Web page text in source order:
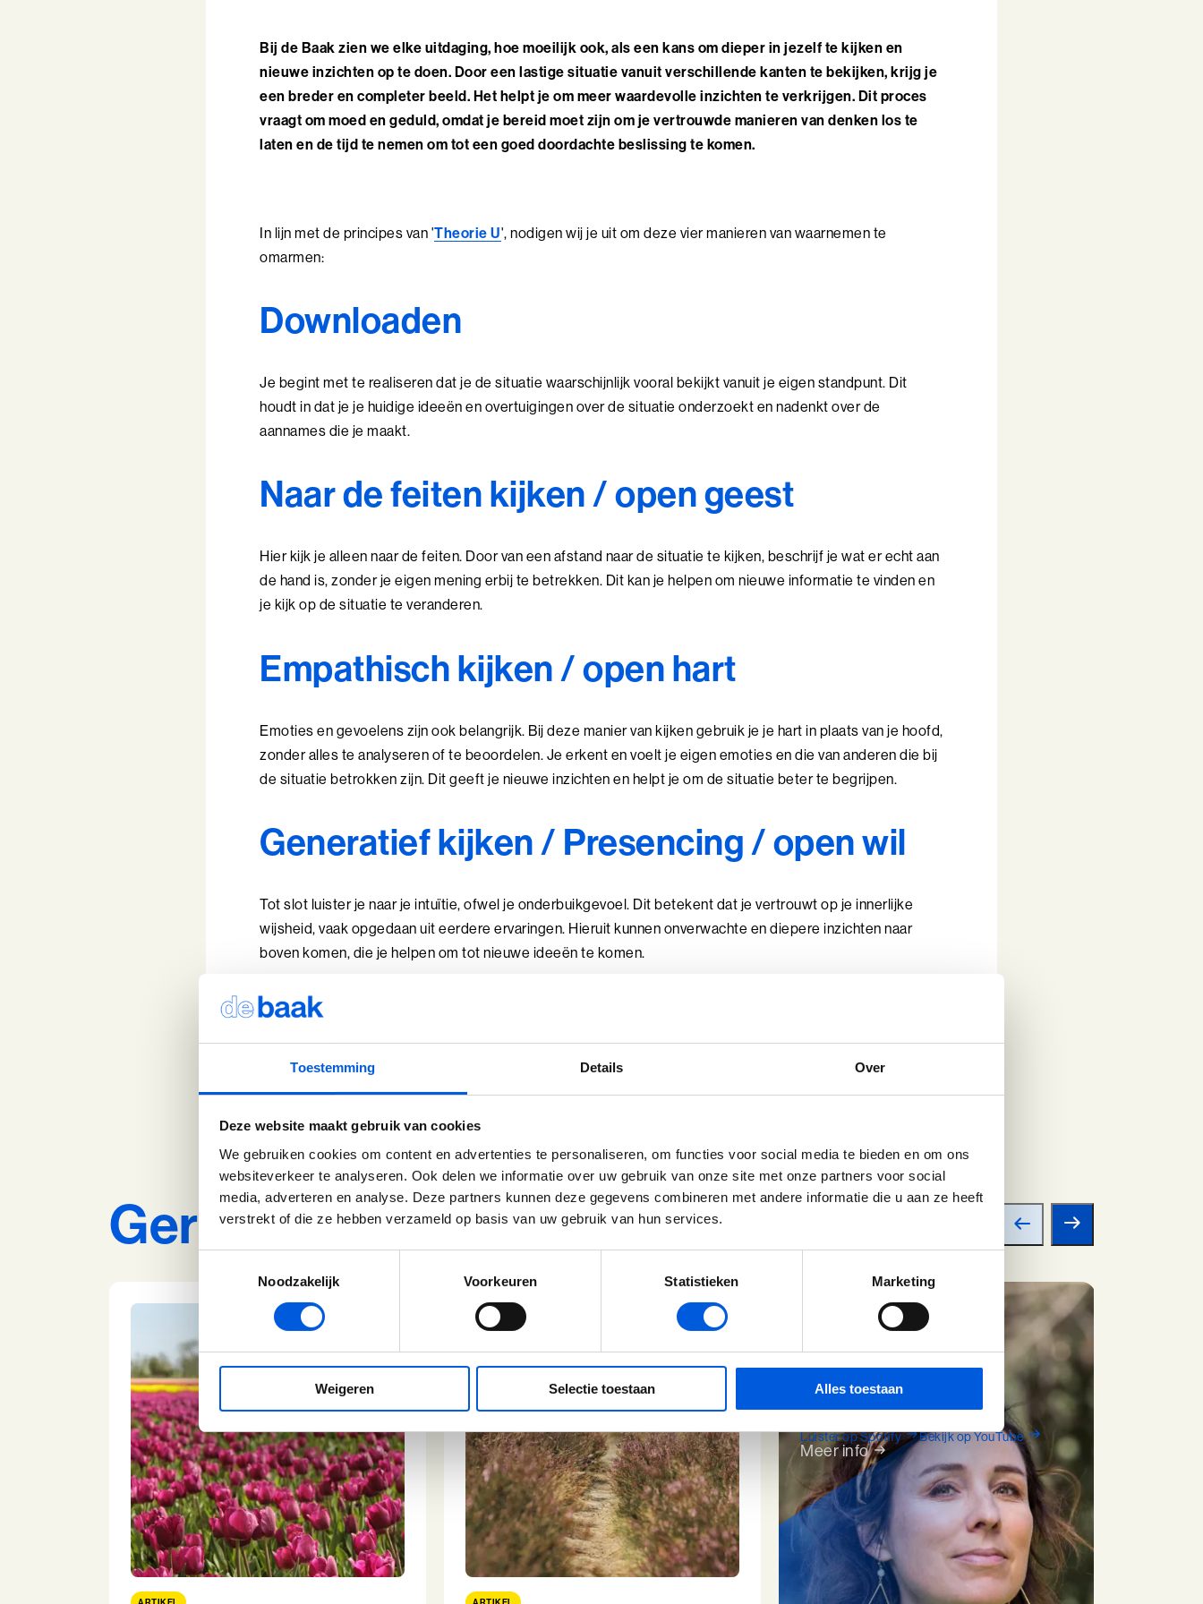
Toestemming Details Over
Deze website maakt gebruik van cookies
We gebruiken cookies om content en advertenties te personaliseren, om functies voor social media te bieden en om ons
websiteverkeer te analyseren. Ook delen we informatie over uw gebruik van onze site met onze partners voor social
media, adverteren en analyse. Deze partners kunnen deze gegevens combineren met andere informatie die u aan ze heeft
verstrekt of die ze hebben verzameld op basis van uw gebruik van hun services.
Noodzakelijk
Voorkeuren Statistieken Marketing
Weigeren Selectie toestaan Alles toestaan
Bij de Baak zien we elke uitdaging, hoe moeilijk ook, als een kans om dieper in jezelf te kijken en
nieuwe inzichten op te doen. Door een lastige situatie vanuit verschillende kanten te bekijken, krijg je
een breder en completer beeld. Het helpt je om meer waardevolle inzichten te verkrijgen. Dit proces
vraagt om moed en geduld, omdat je bereid moet zijn om je vertrouwde manieren van denken los te
laten en de tijd te nemen om tot een goed doordachte beslissing te komen.
In lijn met de principes van 'Theorie U', nodigen wij je uit om deze vier manieren van waarnemen te
omarmen:
Downloaden
Je begint met te realiseren dat je de situatie waarschijnlijk vooral bekijkt vanuit je eigen standpunt. Dit
houdt in dat je je huidige ideeën en overtuigingen over de situatie onderzoekt en nadenkt over de
aannames die je maakt.
Naar de feiten kijken / open geest
Hier kijk je alleen naar de feiten. Door van een afstand naar de situatie te kijken, beschrijf je wat er echt aan
de hand is, zonder je eigen mening erbij te betrekken. Dit kan je helpen om nieuwe informatie te vinden en
je kijk op de situatie te veranderen.
Empathisch kijken / open hart
Emoties en gevoelens zijn ook belangrijk. Bij deze manier van kijken gebruik je je hart in plaats van je hoofd,
zonder alles te analyseren of te beoordelen. Je erkent en voelt je eigen emoties en die van anderen die bij
de situatie betrokken zijn. Dit geeft je nieuwe inzichten en helpt je om de situatie beter te begrijpen.
Generatief kijken / Presencing / open wil
Tot slot luister je naar je intuïtie, ofwel je onderbuikgevoel. Dit betekent dat je vertrouwt op je innerlijke
wijsheid, vaak opgedaan uit eerdere ervaringen. Hieruit kunnen onverwachte en diepere inzichten naar
boven komen, die je helpen om tot nieuwe ideeën te komen.
Gerelateerde artikelen
Ongeboren
Leiders - Marijn de
Vries
Luister op Spotify Bekijk op YouTube
Meer info